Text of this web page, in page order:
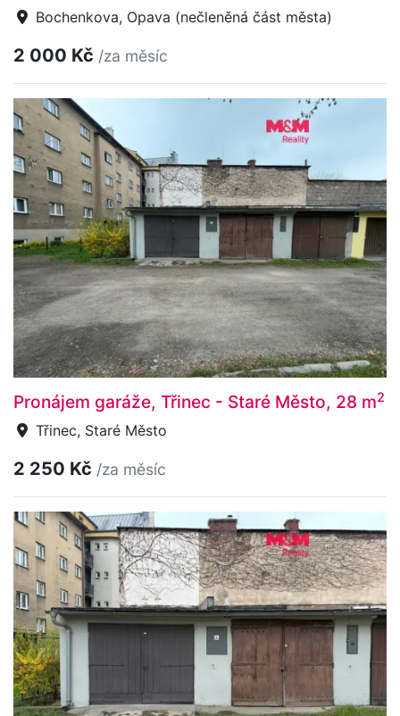
Bochenkova, Opava (nečleněná část města)
2 000 Kč /za měsíc
Pronájem garáže, Třinec - Staré Město, 28 m2
Třinec, Staré Město
2 250 Kč /za měsíc